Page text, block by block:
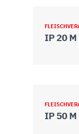
IP 20 M
IP 50 M